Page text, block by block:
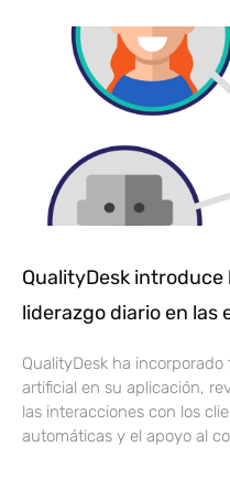
QualityDesk introduce
liderazgo diario en las
QualityDesk ha
artificial en su aplicación,
las interacciones con los
automáticas y el apoyo al